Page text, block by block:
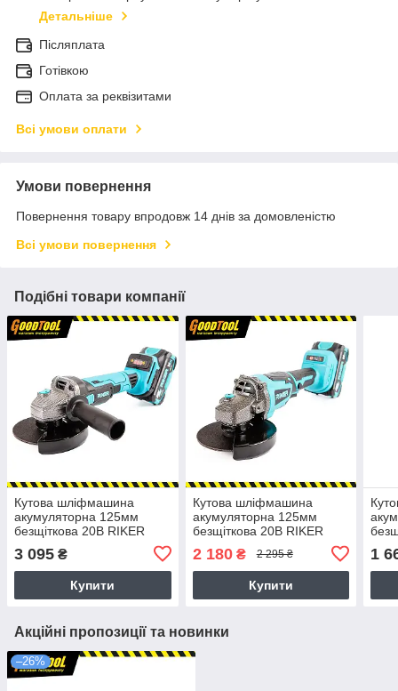
Детальніше
Післяплата
Готівкою
Оплата за реквізитами
Всі умови оплати
Умови повернення
Повернення товару впродовж 14 днів за домовленістю
Всі умови повернення
Подібні товари компанії
Кутова шліфмашина
акумуляторна 125мм
безщіткова 20В RIKER
RAG 20/125DV (з АКБ 4Аг
та ЗП)
3 095 ₴
Купити
Кутова шліфмашина
акумуляторна 125мм
безщіткова 20В RIKER
RAG 20/125MV (з АКБ 3Аг
та ЗП)
2 180₴ 2 295 ₴
Купити
ЗП)
1
Акційні пропозиції та новинки
–26%